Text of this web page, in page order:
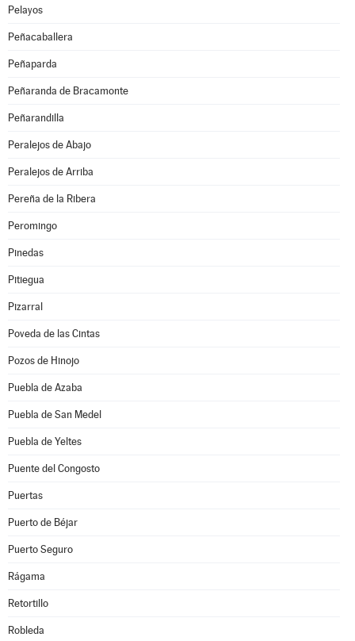
Pelayos
Peñacaballera
Peñaparda
Peñaranda de Bracamonte
Peñarandilla
Peralejos de Abajo
Peralejos de Arriba
Pereña de la Ribera
Peromingo
Pinedas
Pitiegua
Pizarral
Poveda de las Cintas
Pozos de Hinojo
Puebla de Azaba
Puebla de San Medel
Puebla de Yeltes
Puente del Congosto
Puertas
Puerto de Béjar
Puerto Seguro
Rágama
Retortillo
Robleda